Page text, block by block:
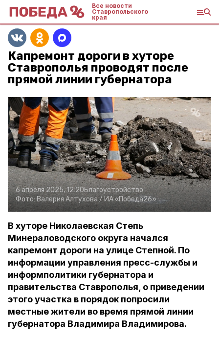
Все новости
Ставропольского
края
Капремонт дороги в хуторе
Ставрополья проводят после
прямой линии губернатора
6 апреля 2025, 12:20Благоустройство
Фото: Валерия Алтухова / ИА «Победа26»
В хуторе Николаевская Степь
Минераловодского округа начался
капремонт дороги на улице Степной. По
информации управления пресс-службы и
информполитики губернатора и
правительства Ставрополья, о приведении
этого участка в порядок попросили
местные жители во время прямой линии
губернатора Владимира Владимирова.